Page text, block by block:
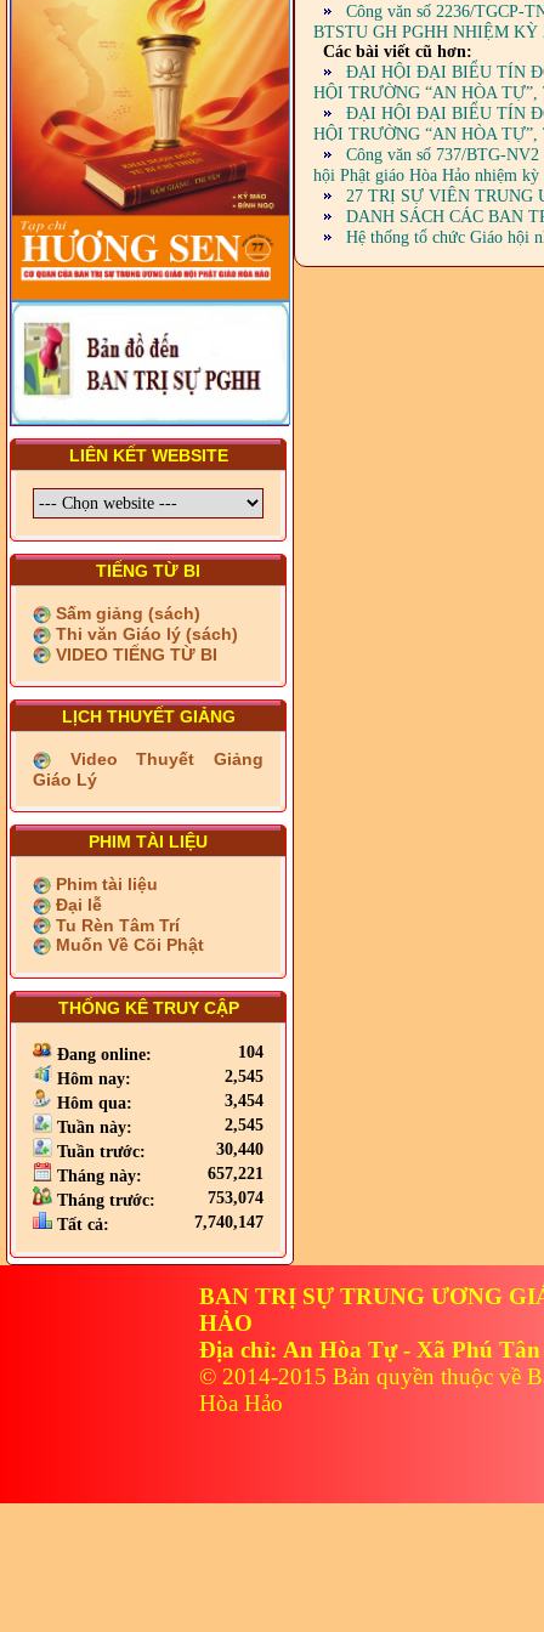
DIỆN TỈNH VÀ GIÁO LÝ
VIÊN - CHUYÊN ĐỀ: NHỮNG
VẤN ĐỀ CHUNG VỀ PHÁP
LUẬT VÀ HỆ THỐNG PHÁP
LUẬT VIỆT NAM
- LỚP TẬP HUẤN LỊCH SỬ,
PHÁP LUẬT VIỆT NAM VÀ
HIẾN CHƯƠNG GIÁO HỘI
PGHH NHIỆM KỲ VI (2024-
2029) CHO TRỊ SỰ VIÊN
TRUNG ƯƠNG, BAN ĐẠI
DIỆN TỈNH VÀ GIÁO LÝ
VIÊN - CHUYÊN ĐỀ: SỰ RA
NĂNG VÀ HÌNH THỨC CỦA
NƯỚC CHXHCN VIỆT NAM
LIÊN KẾT WEBSITE
TIẾNG TỪ BI
Sấm giảng (sách)
Thi văn Giáo lý (sách)
VIDEO TIẾNG TỪ BI
LỊCH THUYẾT GIẢNG
Video Thuyết Giảng
Giáo Lý
PHIM TÀI LIỆU
Phim tài liệu
Đại lễ
Tu Rèn Tâm Trí
Muốn Về Cõi Phật
THỐNG KÊ TRUY CẬP
Đang online:
104
Hôm nay:
2,545
Hôm qua:
3,454
Tuần này:
2,545
Tuần trước:
30,440
Tháng này:
657,221
Tháng trước:
753,074
Tất cả:
7,740,147
Công văn số 2236/TGCP-
BTSTU GH PGHH NHIỆM KỲ
Các bài viết cũ hơn:
ĐẠI HỘI ĐẠI BIỂU TÍN
HỘI TRƯỜNG “AN HÒA
ĐẠI HỘI ĐẠI BIỂU TÍN
HỘI TRƯỜNG “AN HÒA
Công văn số 737/BTG-
hội Phật giáo Hòa Hảo nhiệm
27 TRỊ SỰ VIÊN TRUNG
DANH SÁCH CÁC BAN
Hệ thống tổ chức Giáo hội
BAN TRỊ SỰ TRUNG ƯƠNG
HẢO
Địa chỉ: An Hòa Tự - Xã Phú
© 2014-2015 Bản quyền thuộc về
Hòa Hảo